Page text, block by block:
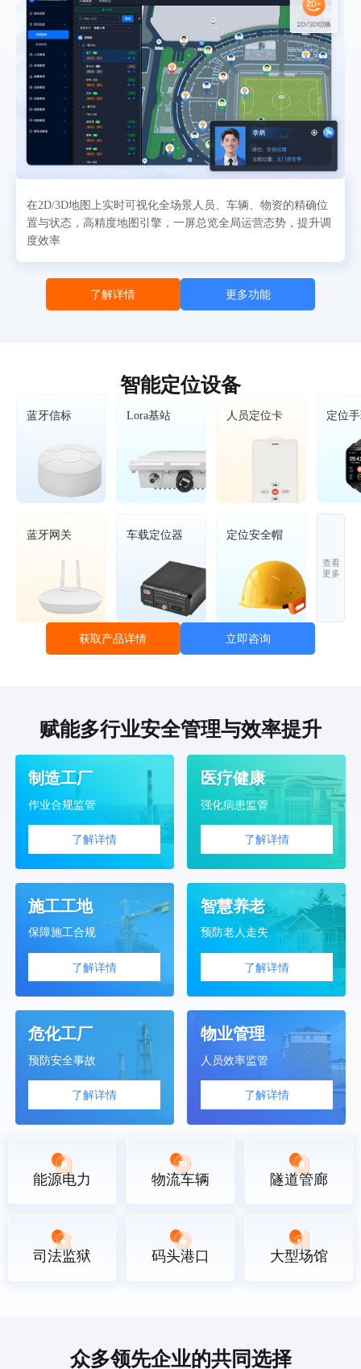
在2D/3D地图上实时可视化全场景人员、车辆、物资的精确位
置与状态，高精度地图引擎，一屏总览全局运营态势，提升调
度效率
了解详情 更多功能
智能定位设备
蓝牙信标 Lora基站 人员定位卡 定位
蓝牙网关 车载定位器 定位安全帽
查看
更多
获取产品详情 立即咨询
赋能多行业安全管理与效率提升
制造工厂
作业合规监管
了解详情
医疗健康
强化病患监管
了解详情
施工工地
保障施工合规
了解详情
智慧养老
预防老人走失
了解详情
危化工厂
预防安全事故
了解详情
物业管理
人员效率监管
了解详情
能源电力 物流车辆 隧道管廊
司法监狱 码头港口 大型场馆
众多领先企业的共同选择